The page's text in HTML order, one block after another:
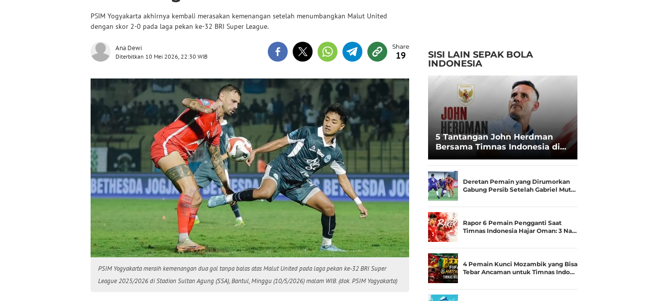
PSIM Yogyakarta akhirnya kembali merasakan kemenangan setelah menumbangkan Malut United
dengan skor 2-0 pada laga pekan ke-32 BRI Super League.
Ana Dewi
Diterbitkan 10 Mei 2026, 22:30 WIB 19
PSIM Yogyakarta meraih kemenangan dua gol tanpa balas atas Malut United pada laga pekan ke-32 BRI Super
League 2025/2026 di Stadion Sultan Agung (SSA), Bantul, Minggu (10/5/2026) malam WIB. (dok. PSIM Yogyakarta)
SISI LAIN SEPAK BOLA
INDONESIA
5 Tantangan John Herdman
Bersama Timnas Indonesia di
Spesialis Runner-up Menjadi
Juara
Deretan Pemain yang Dirumorkan
Gabung Persib Setelah Gabriel Mut…
Rapor 6 Pemain Pengganti Saat
Timnas Indonesia Hajar Oman: 3 Na…
4 Pemain Kunci Mozambik yang Bisa
Tebar Ancaman untuk Timnas Indo…